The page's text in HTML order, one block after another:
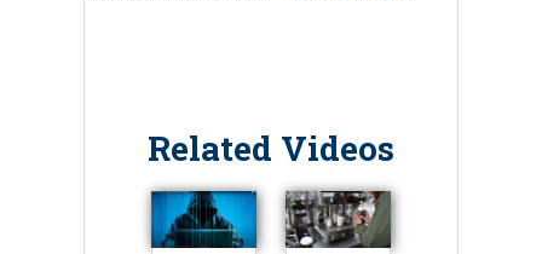
Related Videos